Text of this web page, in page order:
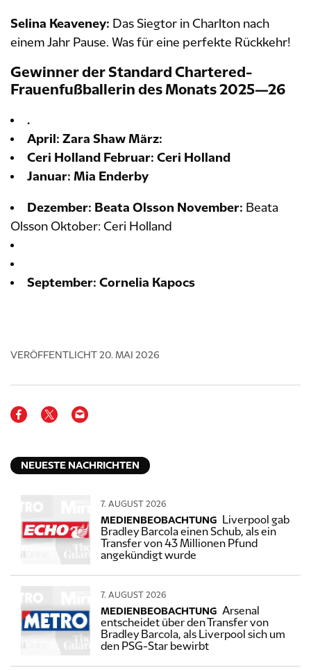
Selina Keaveney: Das Siegtor in Charlton nach
einem Jahr Pause. Was für eine perfekte Rückkehr!
Gewinner der Standard Chartered-
Frauenfußballerin des Monats 2025—26
.
April: Zara Shaw März:
Ceri Holland Februar: Ceri Holland
Januar: Mia Enderby
Dezember: Beata Olsson November: Beata
Olsson Oktober: Ceri Holland
September: Cornelia Kapocs
VERÖFFENTLICHT 20. MAI 2026
NEUESTE NACHRICHTEN
7. AUGUST 2026
MEDIENBEOBACHTUNG
Liverpool gab
Bradley Barcola einen Schub, als ein
Transfer von 43 Millionen Pfund
angekündigt wurde
7. AUGUST 2026
MEDIENBEOBACHTUNG Arsenal
entscheidet über den Transfer von
Bradley Barcola, als Liverpool sich um
den PSG-Star bewirbt